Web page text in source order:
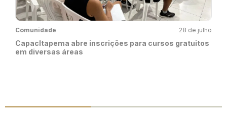
Comunidade 28 de julho
CapacItapema abre inscrições para cursos gratuitos
em diversas áreas